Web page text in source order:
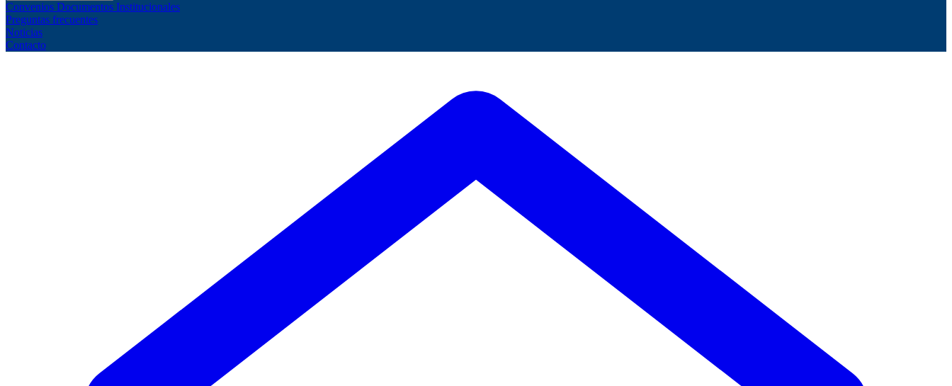
Convenios Documentos Institucionales
Preguntas frecuentes
Noticias
Contacto